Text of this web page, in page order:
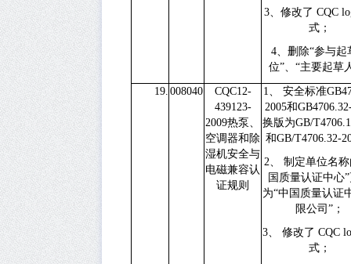
3、 修改了 CQC
式；
4、 删除“参与起
位”、“主要起草
19. 008040
CQC12-
439123-
2009热泵、
空调器和除
湿机安全与
电磁兼容认
证规则
1、 安全标准
2005和
换版为GB/
和GB/T4706.32-
2、 制定单位名称
国质量认证中心
为“中国质量认证
限公司”；
3、 修改了 CQC
式；